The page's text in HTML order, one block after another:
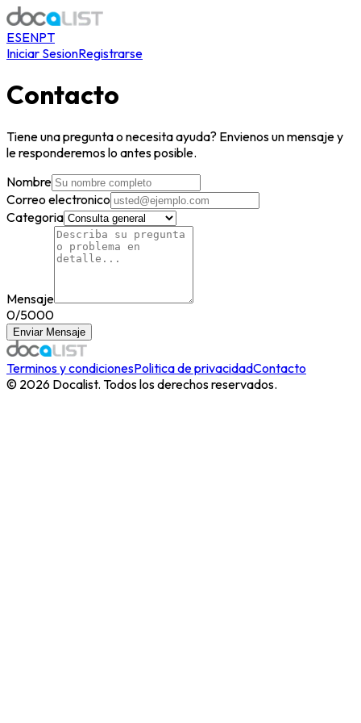
ESENPT
Iniciar SesionRegistrarse
Contacto
Tiene una pregunta o necesita ayuda? Envienos un mensaje y
le responderemos lo antes posible.
Nombre
Correo electronico
Categoria
Mensaje
0/5000
Enviar Mensaje
Terminos y condicionesPolitica de privacidadContacto
© 2026 Docalist. Todos los derechos reservados.